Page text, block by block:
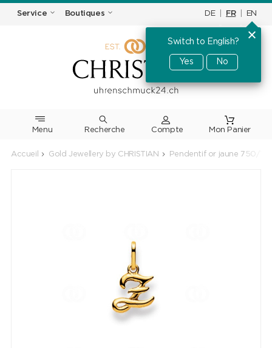
Service Boutiques DE FR EN
Switch to English?
Yes No
Menu Recherche
Accueil Gold Jewellery by CHRISTIAN Pendentif or jaune 750/18